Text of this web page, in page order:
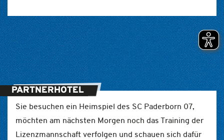
PARTNERHOTEL
Sie besuchen ein Heimspiel des SC Paderborn 07,
möchten am nächsten Morgen noch das Training der
Lizenzmannschaft verfolgen und schauen sich dafür